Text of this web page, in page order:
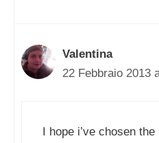
Valentina
22 Febbraio 2013
I hope i’ve chosen